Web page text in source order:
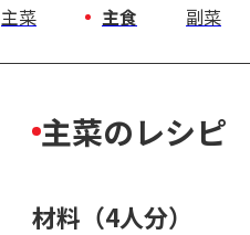
主菜 主食 副菜
主菜のレシピ
材料（4人分）